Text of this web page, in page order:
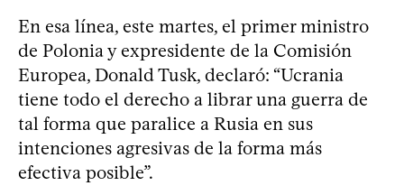
En esa línea, este martes, el primer ministro
de Polonia y expresidente de la Comisión
Europea, Donald Tusk, declaró: “Ucrania
tiene todo el derecho a librar una guerra de
tal forma que paralice a Rusia en sus
intenciones agresivas de la forma más
efectiva posible”.